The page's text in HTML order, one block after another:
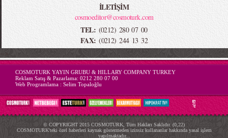
İLETİŞİM
cosmoeditor@cosmoturk.com
TEL: (0212) 280 07 00
FAX: (0212) 244 13 32
-->
COSMOTURK YAYIN GRUBU & HILLARY COMPANY TURKEY
Reklam Satış & Pazarlama: 0212 280 07 00
Web Programlama : Selim Topaloğlu
© COPYRIGHT 2015 COSMOTURK, Tüm Hakları Saklıdır. (0,22)
COSMOTURK'teki özel haberleri kaynak göstermeden izinsiz kullananlar hakkında yasal işlem
yapılmaktadır...